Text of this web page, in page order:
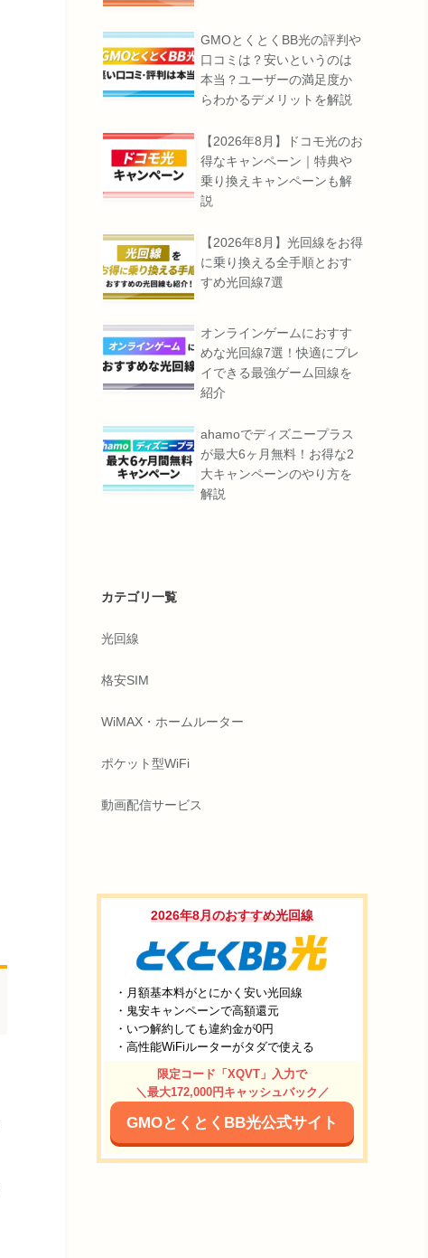
GMOとくとくBB光の評判や
口コミは？安いというのは
本当？ユーザーの満足度か
らわかるデメリットを解説
【2026年8月】ドコモ光のお
得なキャンペーン｜特典や
乗り換えキャンペーンも解
説
【2026年8月】光回線をお得
に乗り換える全手順とおす
すめ光回線7選
オンラインゲームにおすす
めな光回線7選！快適にプレ
イできる最強ゲーム回線を
紹介
ahamoでディズニープラス
が最大6ヶ月無料！お得な2
大キャンペーンのやり方を
解説
カテゴリ一覧
光回線
格安SIM
WiMAX・ホームルーター
ポケット型WiFi
動画配信サービス
2026年8月のおすすめ光回線
・月額基本料がとにかく安い光回線
・鬼安キャンペーンで高額還元
・いつ解約しても違約金が0円
・高性能WiFiルーターがタダで使える
限定コード「XQVT」入力で
＼最大172,000円キャッシュバック／
GMOとくとくBB光公式サイト